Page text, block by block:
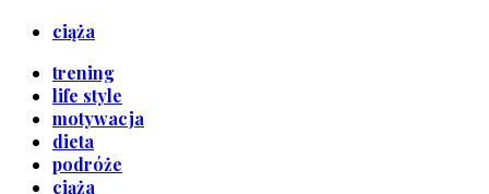
ciąża
trening
life style
motywacja
dieta
podróże
ciąża